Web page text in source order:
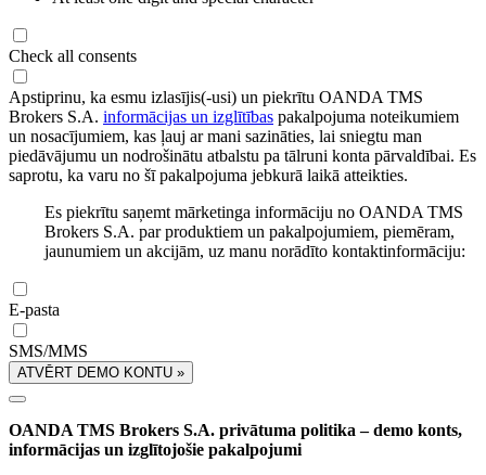
Check all consents
Apstiprinu, ka esmu izlasījis(-usi) un piekrītu OANDA TMS
Brokers S.A. informācijas un izglītības pakalpojuma noteikumiem
un nosacījumiem, kas ļauj ar mani sazināties, lai sniegtu man
piedāvājumu un nodrošinātu atbalstu pa tālruni konta pārvaldībai. Es
saprotu, ka varu no šī pakalpojuma jebkurā laikā atteikties.
Es piekrītu saņemt mārketinga informāciju no OANDA TMS
Brokers S.A. par produktiem un pakalpojumiem, piemēram,
jaunumiem un akcijām, uz manu norādīto kontaktinformāciju:
E-pasta
SMS/MMS
ATVĒRT DEMO KONTU »
OANDA TMS Brokers S.A. privātuma politika – demo konts,
informācijas un izglītojošie pakalpojumi